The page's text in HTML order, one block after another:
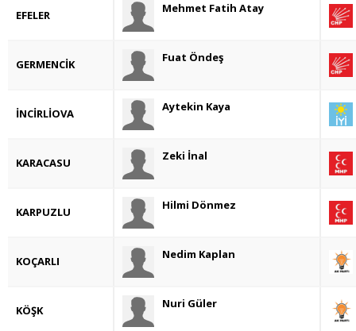
EFELER Mehmet Fatih Atay
GERMENCİK Fuat Öndeş
İNCİRLİOVA Aytekin Kaya
KARACASU Zeki İnal
KARPUZLU Hilmi Dönmez
KOÇARLI Nedim Kaplan
KÖŞK Nuri Güler